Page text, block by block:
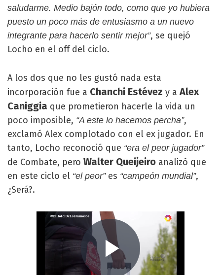
saludarme. Medio bajón todo, como que yo hubiera
puesto un poco más de entusiasmo a un nuevo
integrante para hacerlo sentir mejor”, se quejó
Locho en el off del ciclo.
A los dos que no les gustó nada esta
incorporación fue a Chanchi Estévez y aAlex
Caniggia que prometieron hacerle la vida un
poco imposible, “A este lo hacemos percha”,
exclamó Alex complotado con el ex jugador. En
tanto, Locho reconoció que “era el peor jugador”
de Combate, pero Walter Queijeiro analizó que
en este ciclo el “el peor”es “campeón mundial”,
¿Será?.